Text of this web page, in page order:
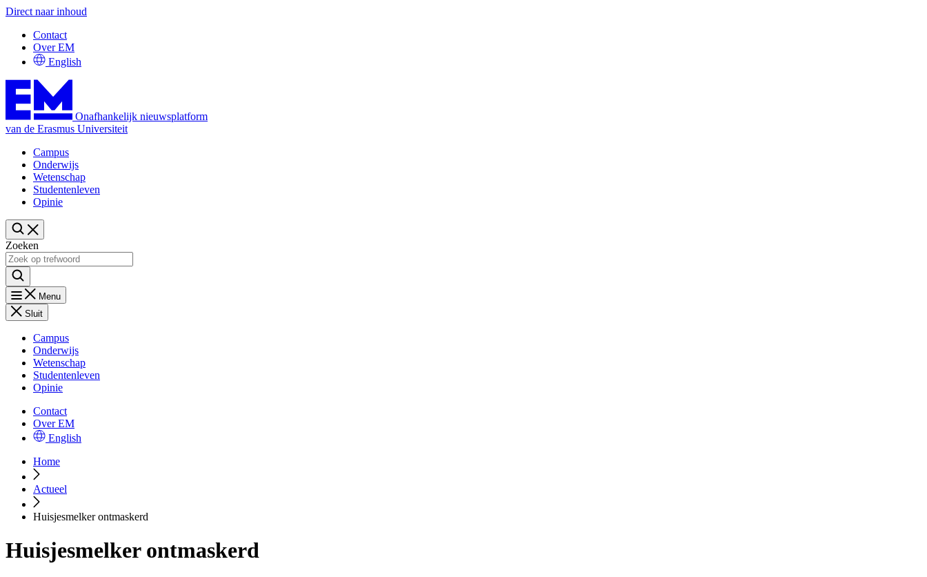
Direct naar inhoud
Contact
Over EM
English
Onafhankelijk nieuwsplatform
van de Erasmus Universiteit
Campus
Onderwijs
Wetenschap
Studentenleven
Opinie
Zoeken
Menu
Sluit
Campus
Onderwijs
Wetenschap
Studentenleven
Opinie
Contact
Over EM
English
Home
Actueel
Huisjesmelker ontmaskerd
Huisjesmelker ontmaskerd